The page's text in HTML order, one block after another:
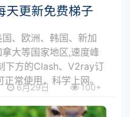
天更新免费梯子
、欧洲、韩国、新加
大等国家地区,速度峰
下方的Clash、V2ray订
常使用，科学上网。
6月29日 100+